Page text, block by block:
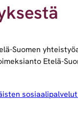
Suomen
Etelä-